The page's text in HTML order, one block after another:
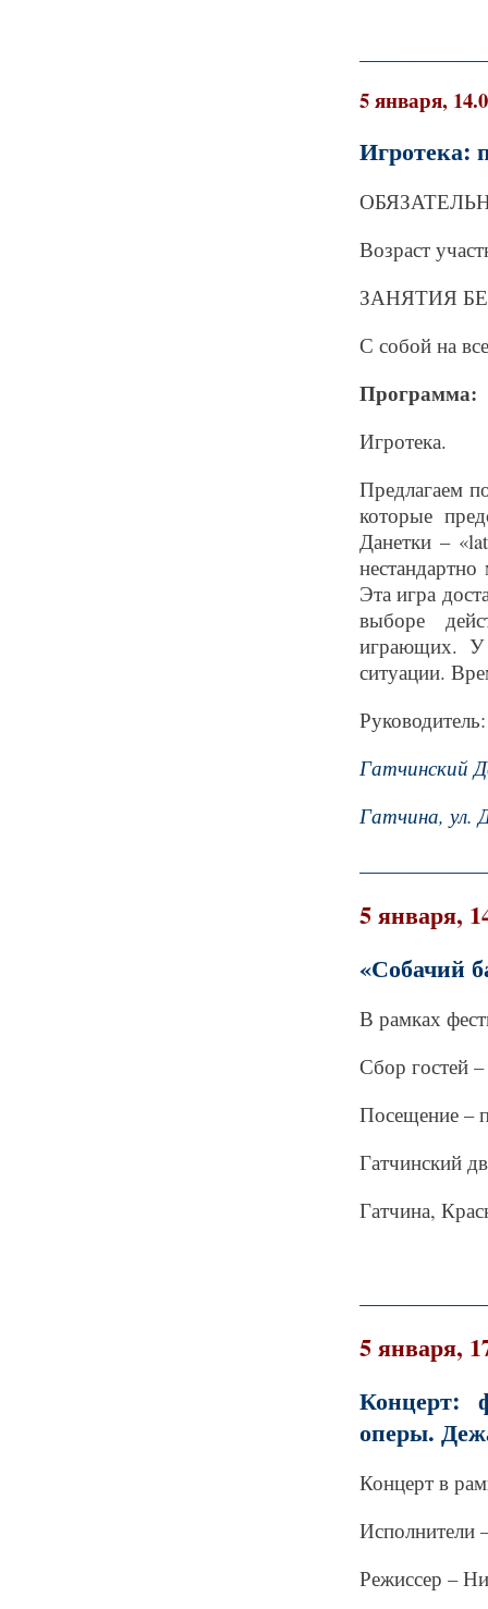
5 января,
Игротека:
Возраст
ЗАНЯТИЯ
С собой на
Программа:
Игротека.
Предлагаем
которые
Данетки –
Эта игра
выборе
играющих. У
ситуации.
Гатчинский
Гатчина, ул.
5 января,
«Собачий
В рамках
Сбор гостей
Посещение –
Гатчинский
Гатчина,
5 января,
Концерт:
оперы.
Концерт в
Исполнители
Режиссер –